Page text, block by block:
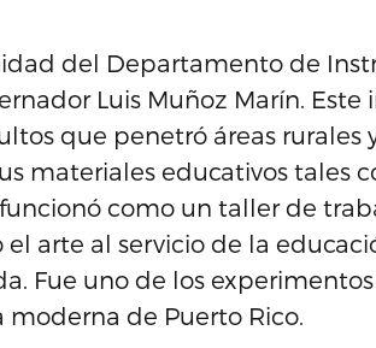
del Departamento de
Luis Muñoz Marín.
que penetró áreas rurales
materiales educativos tales
como un taller de
arte al servicio de la
Fue uno de los
moderna de Puerto Rico.